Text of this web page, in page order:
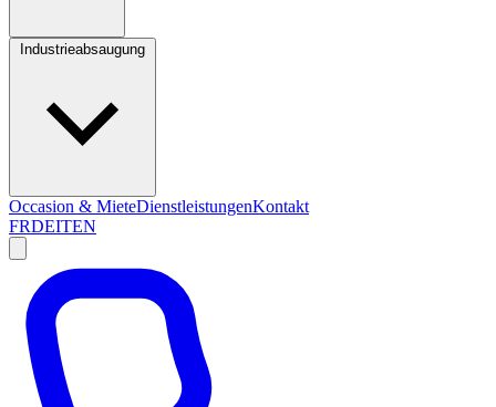
Occasion & MieteDienstleistungenKontakt
FRDEITEN